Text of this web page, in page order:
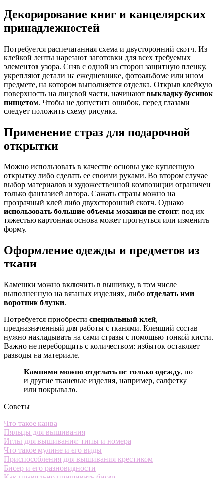
Декорирование книг и канцелярских
принадлежностей
Потребуется распечатанная схема и двусторонний скотч. Из
клейкой ленты нарезают заготовки для всех требуемых
элементов узора. Сняв с одной из сторон защитную пленку,
укрепляют детали на ежедневнике, фотоальбоме или ином
предмете, на котором выполняется отделка. Открыв клейкую
поверхность на лицевой части, начинают выкладку бусинок
пинцетом. Чтобы не допустить ошибок, перед глазами
следует положить схему рисунка.
Применение страз для подарочной
открытки
Можно использовать в качестве основы уже купленную
открытку либо сделать ее своими руками. Во втором случае
выбор материалов и художественной композиции ограничен
только фантазией автора. Сажать стразы можно на
прозрачный клей либо двухсторонний скотч. Однако
использовать большие объемы мозаики не стоит: под их
тяжестью картонная основа может прогнуться или изменить
форму.
Оформление одежды и предметов из
ткани
Камешки можно включить в вышивку, в том числе
выполненную на вязаных изделиях, либо отделать ими
воротник блузки.
Потребуется приобрести специальный клей,
предназначенный для работы с тканями. Клеящий состав
нужно накладывать на сами стразы с помощью тонкой кисти.
Важно не переборщить с количеством: избыток оставляет
разводы на материале.
Камнями можно отделать не только одежду, но
и другие тканевые изделия, например, салфетку
или покрывало.
Советы
Что такое канва
Пяльцы для вышивания
Иглы для вышивания: типы и номера
Что такое мулине и его виды
Приспособления для вышивания крестиком
Бисер и его разновидности